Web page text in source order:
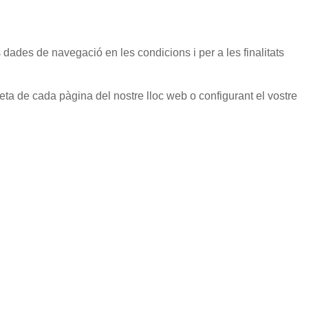
de navegació en les condicions i per a les finalitats
de cada pàgina del nostre lloc web o configurant el vostre